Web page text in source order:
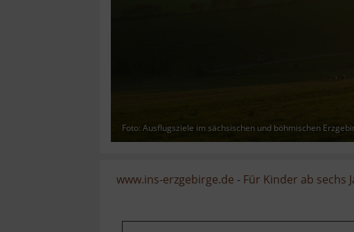
Foto: Ausflugsziele im sächsischen und böhmischen
www.ins-erzgebirge.de - Für Kinder ab sechs